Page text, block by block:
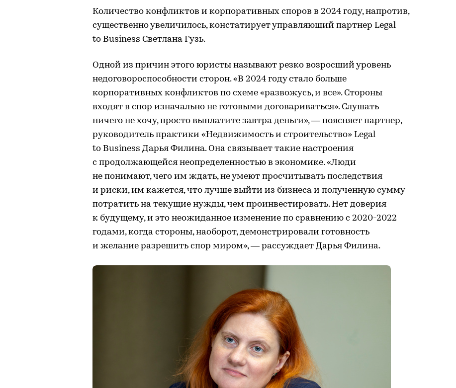
Количество конфликтов и корпоративных споров в 2024 году, напротив,
существенно увеличилось, констатирует управляющий партнер Legal
to Business Светлана Гузь.
Одной из причин этого юристы называют резко возросший уровень
недоговороспособности сторон. «В 2024 году стало больше
корпоративных конфликтов по схеме «развожусь, и все». Стороны
входят в спор изначально не готовыми договариваться». Слушать
ничего не хочу, просто выплатите завтра деньги», — поясняет партнер,
руководитель практики «Недвижимость и строительство» Legal
to Business Дарья Филина. Она связывает такие настроения
с продолжающейся неопределенностью в экономике. «Люди
не понимают, чего им ждать, не умеют просчитывать последствия
и риски, им кажется, что лучше выйти из бизнеса и полученную сумму
потратить на текущие нужды, чем проинвестировать. Нет доверия
к будущему, и это неожиданное изменение по сравнению с 2020-2022
годами, когда стороны, наоборот, демонстрировали готовность
и желание разрешить спор миром», — рассуждает Дарья Филина.